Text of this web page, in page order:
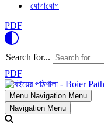
যোগাযোগ
PDF
Search for...
PDF
Menu Navigation Menu
Navigation Menu